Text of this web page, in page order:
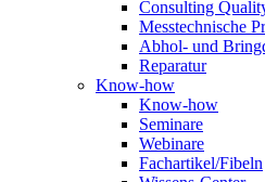
Consulting
Messtechnische
Abhol- und
Reparatur
Know-how
Know-how
Seminare
Webinare
Fachartikel/Fibeln